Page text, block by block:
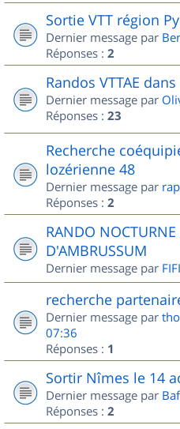
Sortie VTT région
Dernier message par
Réponses : 2
Randos VTTAE
Dernier message par
Réponses : 23
Recherche
lozérienne 48
Dernier message par
Réponses : 2
RANDO NOCTURNE
D'AMBRUSSUM
Dernier message par
recherche
Dernier message par
07:36
Réponses : 1
Sortir Nîmes le 14
Dernier message par
Réponses : 2